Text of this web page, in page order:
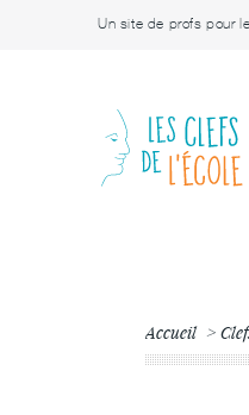
Un site de profs pour
Accueil